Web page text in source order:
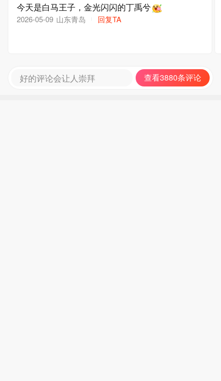
今天是白马王子，金光闪闪的丁禹兮
2026-05-09 山东青岛 回复TA
好的评论会让人崇拜 查看3880条评论